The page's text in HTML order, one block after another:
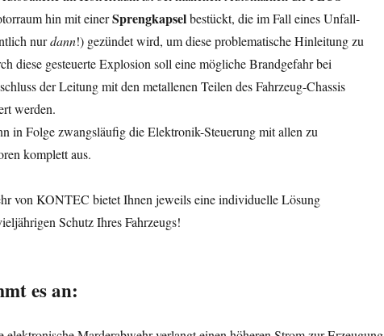
hin mit einerSprengkapselbestückt, die im Fall eines Unfall-
nurdann!) gezündet wird, um diese problematische Hinleitung zu
diese gesteuerte Explosion soll eine mögliche Brandgefahr bei
der Leitung mit den metallenen Teilen des Fahrzeug-Chassis
werden.
in Folge zwangsläufig die Elektronik-Steuerung mit allen zu
komplett aus.
von KONTEC bietet Ihnen jeweils eine individuelle Lösung
Schutz Ihres Fahrzeugs!
es an: